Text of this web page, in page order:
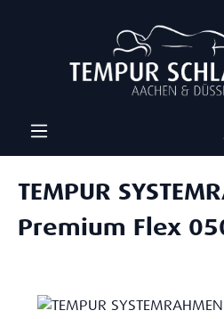
TEMPUR
Premium Flex
Bildergalerie überspringen